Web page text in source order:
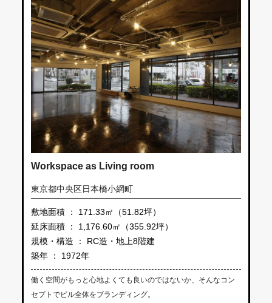
Workspace as Living room
東京都中央区日本橋小網町
敷地面積 ： 171.33㎡（51.82坪）
延床面積 ： 1,176.60㎡（355.92坪）
規模・構造 ： RC造・地上8階建
築年 ： 1972年
働く空間がもっと心地よくても良いのではないか、そんなコン
セプトでビル全体をブランディング。